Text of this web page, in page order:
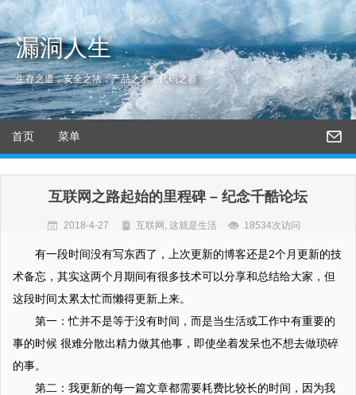
漏洞人生
生存之道，安全之法，产品之术，代码之器
首页 菜单
互联网之路起始的里程碑 – 纪念千酷论坛
2018-4-27 互联网 , 这就是生活 18534次访问
有一段时间没有写东西了，上次更新的博客还是2个月更新的技
术备忘，其实这两个月期间有很多技术可以分享和总结给大家，但
这段时间太累太忙而懒得更新上来。
第一：忙并不是等于没有时间，而是当生活或工作中有重要的
事的时候 很难分散出精力做其他事，即使坐着发呆也不想去做琐碎
的事。
第二：我更新的每一篇文章都需要耗费比较长的时间，因为我